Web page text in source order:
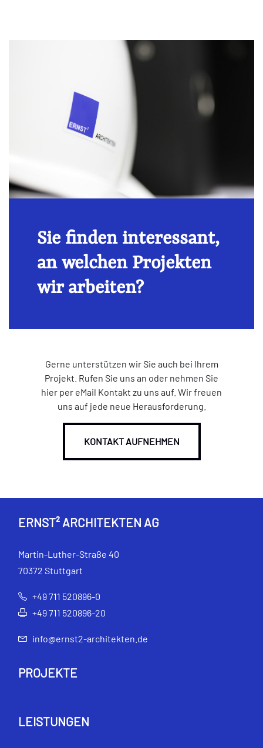
Sie finden interessant,
an welchen Projekten
wir arbeiten?
Gerne unterstützen wir Sie auch bei Ihrem
Projekt. Rufen Sie uns an oder nehmen Sie
hier per eMail Kontakt zu uns auf. Wir freuen
uns auf jede neue Herausforderung.
KONTAKT AUFNEHMEN
ERNST² ARCHITEKTEN AG
Martin-Luther-Straße 40
70372 Stuttgart
+49 711 520896-0
+49 711 520896-20
info@ernst2-architekten.de
PROJEKTE
LEISTUNGEN